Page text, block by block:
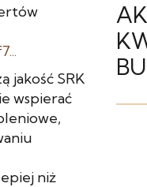
jakość SRK
wspierać
niż